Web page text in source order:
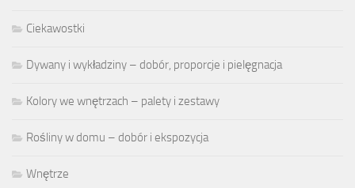
Ciekawostki
Dywany i wykładziny – dobór, proporcje i pielęgnacja
Kolory we wnętrzach – palety i zestawy
Rośliny w domu – dobór i ekspozycja
Wnętrze